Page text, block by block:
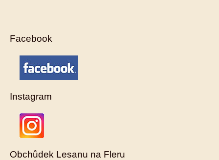
Facebook
Instagram
Obchůdek Lesanu na Fleru